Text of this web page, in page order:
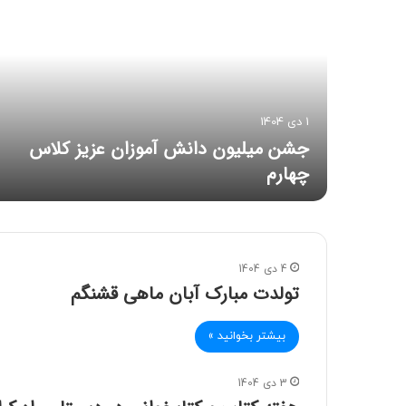
1 دی 1404
جشن میلیون دانش آموزان عزیز کلاس
چهارم
4 دی 1404
تولدت مبارک آبان ماهی قشنگم
بیشتر بخوانید »
3 دی 1404